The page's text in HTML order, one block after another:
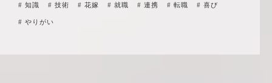
# 知識 # 技術 # 花嫁 # 就職 # 連携 # 転職 # 喜び
# やりがい